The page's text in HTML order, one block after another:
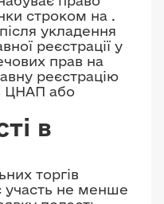
строком на .
укладення
реєстрації у
прав на
реєстрацію
ЦНАП або
в
торгів
участь не менше